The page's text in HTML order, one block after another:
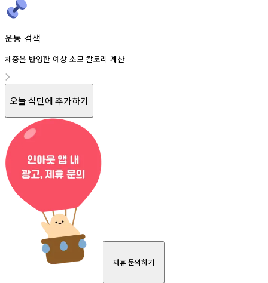
운동 검색
체중을 반영한 예상 소모 칼로리 계산
오늘 식단에 추가하기
제휴 문의하기